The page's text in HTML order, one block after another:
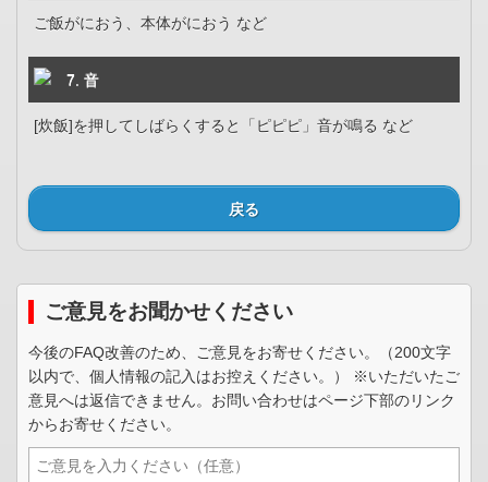
ご飯がにおう、本体がにおう など
7. 音
[炊飯]を押してしばらくすると「ピピピ」音が鳴る など
戻る
ご意見をお聞かせください
今後のFAQ改善のため、ご意見をお寄せください。（200文字
以内で、個人情報の記入はお控えください。） ※いただいたご
意見へは返信できません。お問い合わせはページ下部のリンク
からお寄せください。